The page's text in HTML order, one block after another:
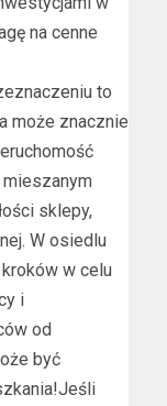
na cenne
to
może znacznie
sklepy,
W osiedlu
w celu
i
od
być